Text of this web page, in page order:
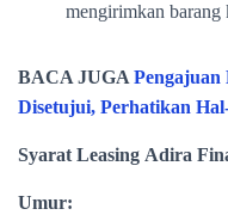
mengirimkan barang
BACA JUGA
Disetujui, Perhatikan
Syarat Leasing Adira
Umur: